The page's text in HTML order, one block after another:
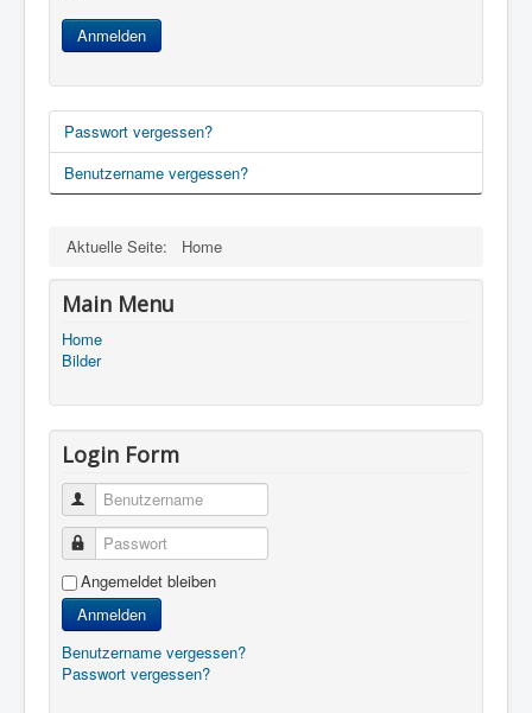
Anmelden
Passwort vergessen?
Benutzername vergessen?
Aktuelle Seite: Home
Main Menu
Home
Bilder
Login Form
Benutzername
Passwort
Angemeldet bleiben
Anmelden
Benutzername vergessen?
Passwort vergessen?